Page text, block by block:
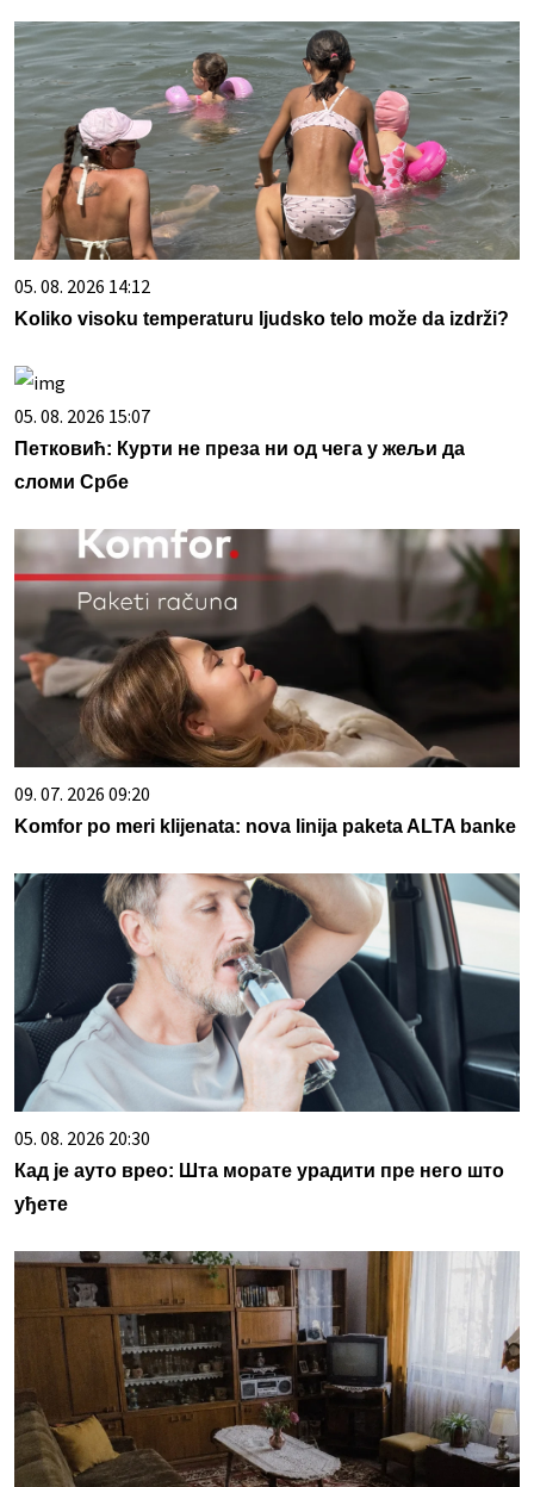
05. 08. 2026 14:12
Koliko visoku temperaturu ljudsko telo može da izdrži?
05. 08. 2026 15:07
Петковић: Курти не преза ни од чега у жељи да
сломи Србе
09. 07. 2026 09:20
Komfor po meri klijenata: nova linija paketa ALTA banke
05. 08. 2026 20:30
Кад је ауто врео: Шта морате урадити пре него што
уђете